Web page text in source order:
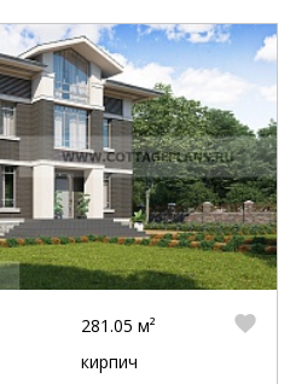
281.05 м²
кирпич